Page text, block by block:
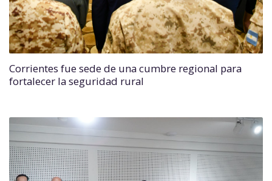
Corrientes fue sede de una cumbre regional para
fortalecer la seguridad rural